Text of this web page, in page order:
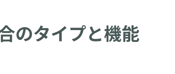
のタイプと機能